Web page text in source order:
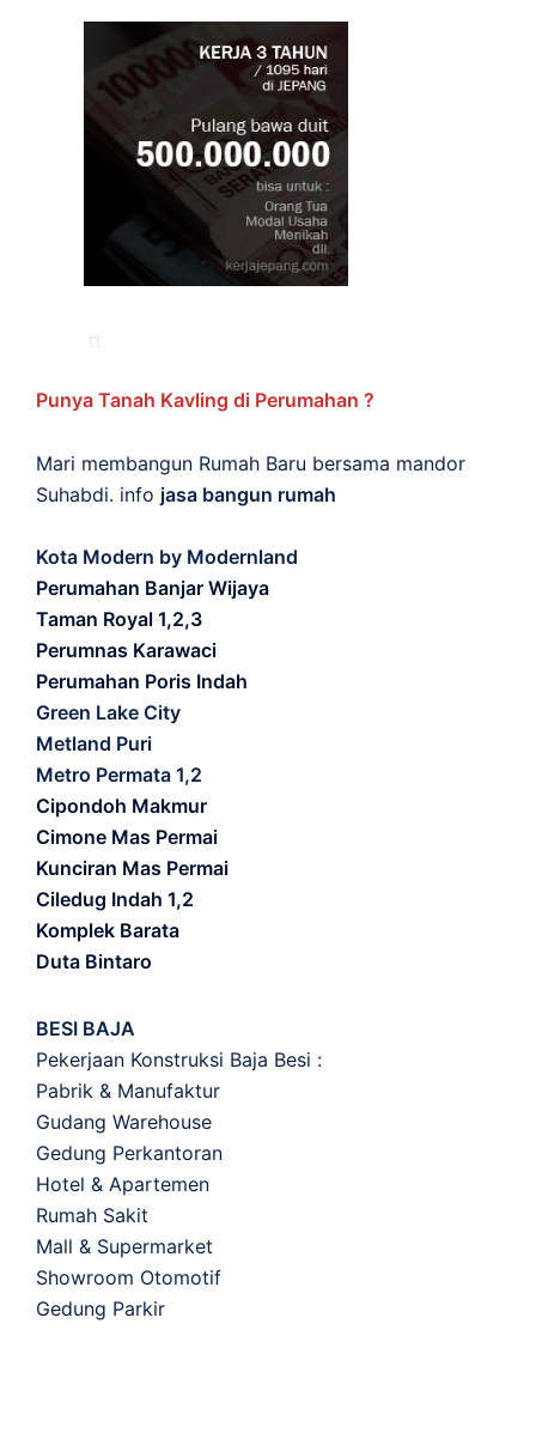
Punya Tanah Kavling di Perumahan ?
Mari membangun Rumah Baru bersama mandor
Suhabdi. info jasa bangun rumah
Kota Modern by Modernland
Perumahan Banjar Wijaya
Taman Royal 1,2,3
Perumnas Karawaci
Perumahan Poris Indah
Green Lake City
Metland Puri
Metro Permata 1,2
Cipondoh Makmur
Cimone Mas Permai
Kunciran Mas Permai
Ciledug Indah 1,2
Komplek Barata
Duta Bintaro
BESI BAJA
Pekerjaan Konstruksi Baja Besi :
Pabrik & Manufaktur
Gudang Warehouse
Gedung Perkantoran
Hotel & Apartemen
Rumah Sakit
Mall & Supermarket
Showroom Otomotif
Gedung Parkir